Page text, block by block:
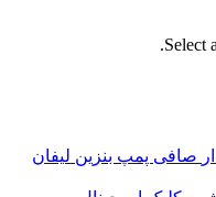
Select
صافی پمپ بنزین لیفان